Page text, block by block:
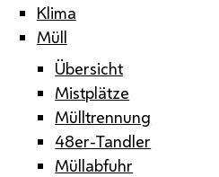
Klima
Müll
Übersicht
Mistplätze
Mülltrennung
48er-Tandler
Müllabfuhr